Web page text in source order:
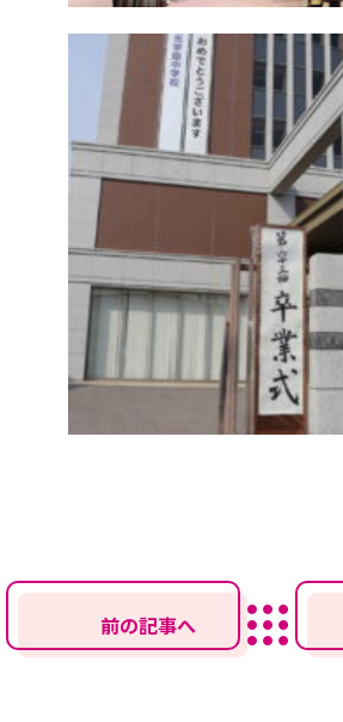
前の記事へ